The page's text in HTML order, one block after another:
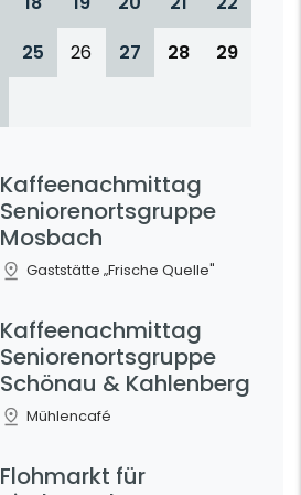
25 26 27 28
29
Kaffeenachmittag
Seniorenortsgruppe
Mosbach
Gaststätte „Frische Quelle"
Kaffeenachmittag
Seniorenortsgruppe
Schönau & Kahlenberg
Mühlencafé
Flohmarkt für